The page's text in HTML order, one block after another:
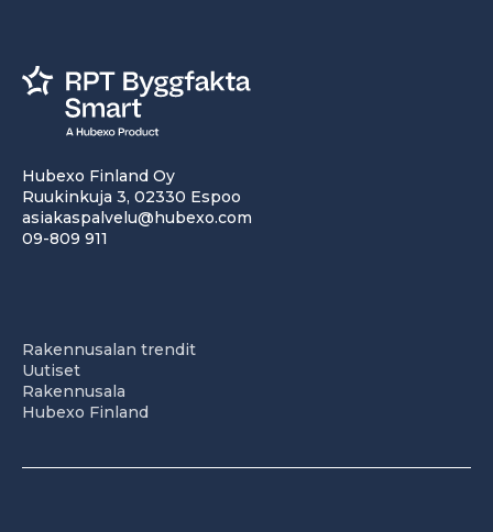
Hubexo Finland Oy
Ruukinkuja 3, 02330 Espoo
asiakaspalvelu@hubexo.com
09-809 911
Rakennusalan trendit
Uutiset
Rakennusala
Hubexo Finland